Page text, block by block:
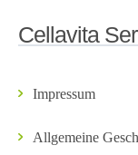
Cellavita
Impressum
Allgemeine